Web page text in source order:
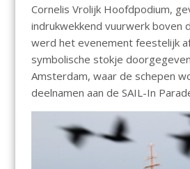
Cornelis Vrolijk Hoofdpodium,
indrukwekkend vuurwerk boven
werd het evenement feestelijk
symbolische stokje doorgegeven
Amsterdam, waar de schepen
deelnamen aan de SAIL-In